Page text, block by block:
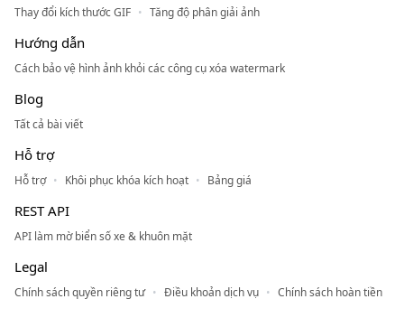
Thay đổi kích thước GIF
Tăng độ phân giải ảnh
Hướng dẫn
Cách bảo vệ hình ảnh khỏi các công cụ xóa watermark
Blog
Tất cả bài viết
Hỗ trợ
Hỗ trợ Khôi phục khóa kích hoạt Bảng giá
REST API
API làm mờ biển số xe & khuôn mặt
Legal
Chính sách quyền riêng tư Điều khoản dịch vụ Chính sách hoàn tiền